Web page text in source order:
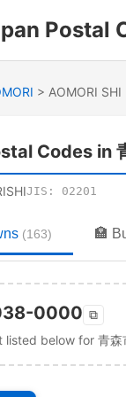
Postal
> AOMORI SHI
Codes in
JIS: 02201
(163) 🏣
0000 ⧉
listed below for 青森